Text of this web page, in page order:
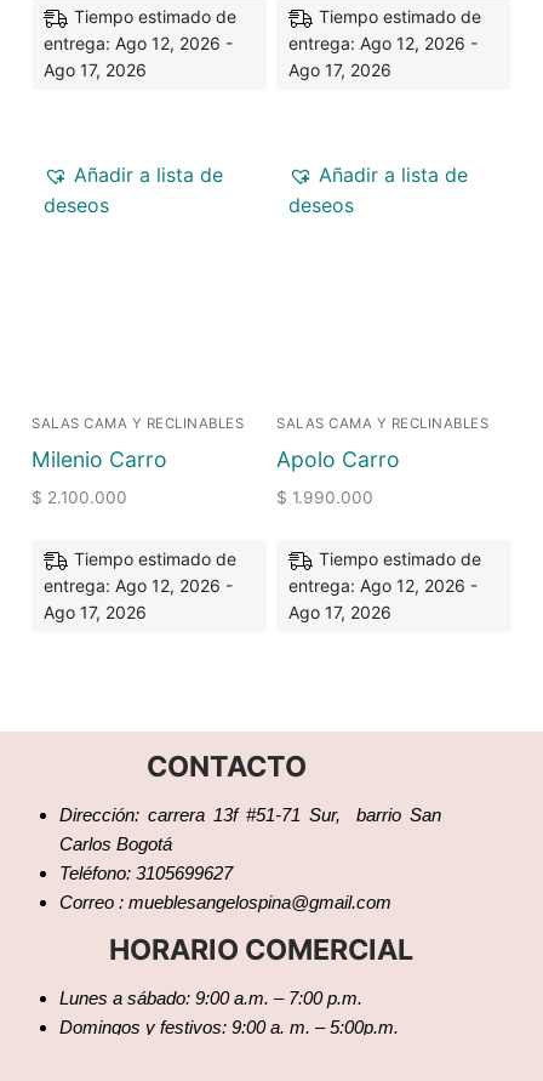
Tiempo estimado de
entrega: Ago 12, 2026 -
Ago 17, 2026
Tiempo estimado de
entrega: Ago 12, 2026 -
Ago 17, 2026
Añadir a lista de
deseos
SALAS CAMA Y RECLINABLES
Milenio Carro
$ 2.100.000
Tiempo estimado de
entrega: Ago 12, 2026 -
Ago 17, 2026
Añadir a lista de
deseos
SALAS CAMA Y RECLINABLES
Apolo Carro
$ 1.990.000
Tiempo estimado de
entrega: Ago 12, 2026 -
Ago 17, 2026
CONTACTO
Dirección: carrera 13f #51-71 Sur, barrio San
Carlos Bogotá
Teléfono: 3105699627
Correo : mueblesangelospina@gmail.com
HORARIO COMERCIAL
Lunes a sábado: 9:00 a.m. – 7:00 p.m.
Domingos y festivos: 9:00 a. m. – 5:00p.m.